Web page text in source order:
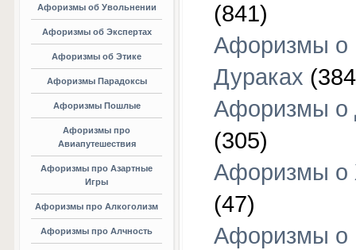
Афоризмы об Увольнении
Афоризмы об Экспертах
Афоризмы об Этике
Афоризмы Парадоксы
Афоризмы Пошлые
Афоризмы про
Авиапутешествия
Афоризмы про Азартные
Игры
Афоризмы про Алкоголизм
Афоризмы про Алчность
(841)
Афоризмы о
Дураках
Афоризмы о
(305)
Афоризмы
(47)
Афоризмы о